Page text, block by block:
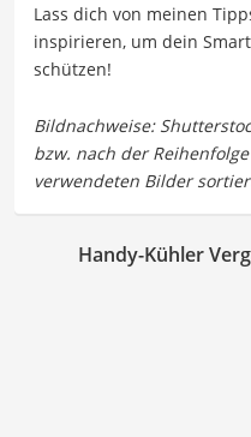
Lass dich von meinen
inspirieren, um dein
schützen!
Handy-Kühler